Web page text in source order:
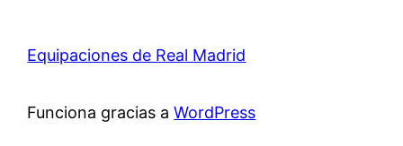
Equipaciones de Real Madrid
Funciona gracias aWordPress